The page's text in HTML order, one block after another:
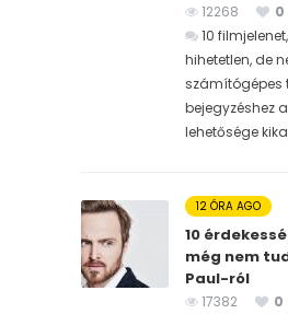
12268
0
10
hihetetlen, de
számítógépes
bejegyzéshez
lehetősége
12 ÓRA AGO
10
még nem
Paul-ról
17382
0